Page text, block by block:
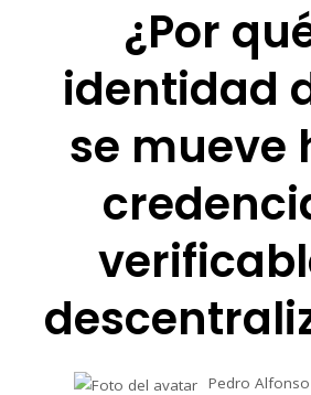
¿Por
identidad
se mueve
Pedro Alfonso